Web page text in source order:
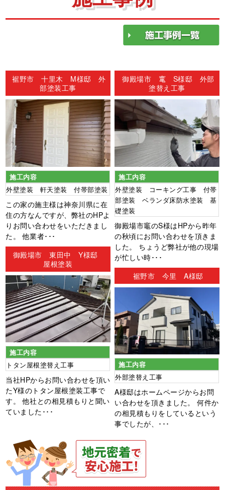
ゲ
ン
裾野市 十里木 M様邸 外
部塗装工事
施工内容
外壁塗装 軒天塗装 付帯部塗装
この家の施主様は神奈川県に在
住の方なんですが、弊社のHPよ
りお問い合わせをいただきまし
た。 他業者･･･
御殿場市 竃 S様邸 外部
塗替え工事
施工内容
外壁塗装 コーキング工事 付帯
部塗装 ベランダ床防水塗装 基
礎塗装
御殿場市竈のS様はHPから昨年
の秋頃にお問い合わせを頂きま
した。 ちょうど弊社が他の現場
が忙しい時･･･
御殿場市 東田中 Y様邸
屋根塗装
施工内容
トタン屋根塗替え工事
当社HPからお問い合わせを頂い
たY様のトタン屋根塗装工事で
す。 他社との相見積もりと聞い
ていました･･･
裾野市 今里 A様邸
施工内容
外部塗替え工事
A様邸はホームページからお問
い合わせを頂きました。 何件か
の相見積もりをしているという
事でしたが、･･･